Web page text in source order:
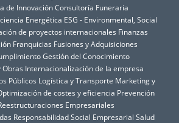
de InnovaciónConsultoría Funeraria
Energética ESG - Environmental, Social
de proyectos internacionales Finanzas
Franquicias Fusiones y Adquisiciones
Gestión del Conocimiento
Obras Internacionalización de la empresa
Públicos Logística y Transporte Marketing y
de costes y eficiencia Prevención
Empresariales
Responsabilidad Social Empresarial Salud